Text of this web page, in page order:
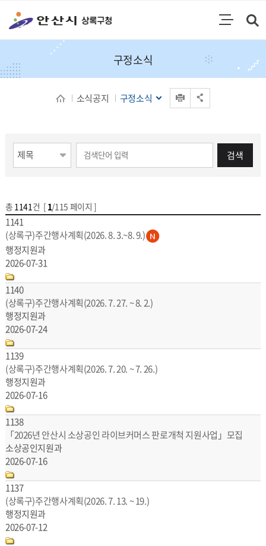
주메뉴
구정소식
소식공지 구정소식
검색
총 1141건 [ 1/115 페이지 ]
1141
(상록구)주간행사계획(2026. 8. 3.~8. 9.)
행정지원과
2026-07-31
1140
(상록구)주간행사계획(2026. 7. 27. ~ 8. 2.)
행정지원과
2026-07-24
1139
(상록구)주간행사계획(2026. 7. 20. ~ 7. 26.)
행정지원과
2026-07-16
1138
「2026년 안산시 소상공인 라이브커머스 판로개척 지원사업」모집
소상공인지원과
2026-07-16
1137
(상록구)주간행사계획(2026. 7. 13. ~ 19.)
행정지원과
2026-07-12